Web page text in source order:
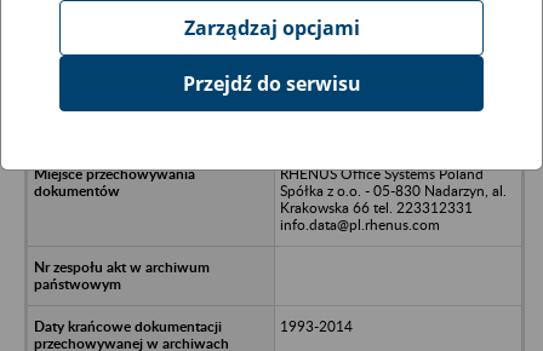
Ukryj wszystkie pozycje bazy
BATA w likwidacji - Warszawa, ul.
RHENUS Office Systems Poland
Spółka z o.o. - 05-830 Nadarzyn, al.
Krakowska 66 tel. 223312331
info.data@pl.rhenus.com
1993-2014
Zarządzaj opcjami
Przejdź do serwisu